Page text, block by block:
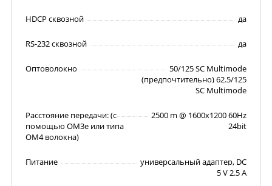
HDCP сквозной да
RS-232 сквозной да
Оптоволокно
50/125 SC Multimode
(предпочтительно) 62.5/125
SC Multimode
Расстояние передачи: (с
помощью OM3e или типа
ОМ4 волокна)
2500 m @ 1600x1200 60Hz
24bit
Питание
универсальный адаптер, DC
5 V 2.5 A